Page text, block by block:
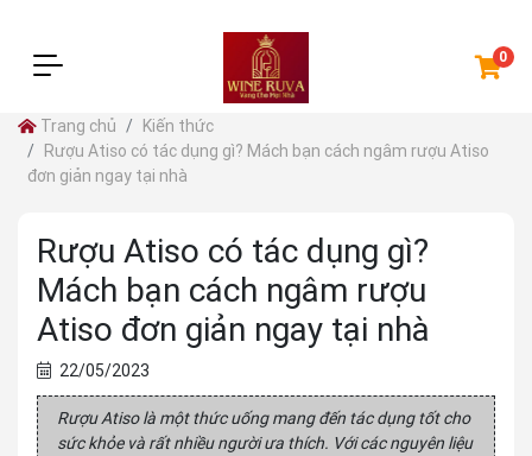
Trang chủ
Kiến thức
Rượu Atiso có tác dụng gì? Mách bạn cách ngâm rượu Atiso
đơn giản ngay tại nhà
Rượu Atiso có tác dụng gì?
Mách bạn cách ngâm rượu
Atiso đơn giản ngay tại nhà
22/05/2023
Rượu Atiso là một thức uống mang đến tác dụng tốt cho
sức khỏe và rất nhiều người ưa thích. Với các nguyên liệu